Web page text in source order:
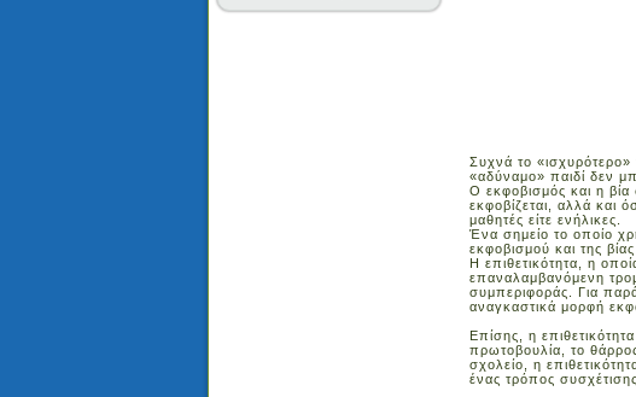
Συχνά το
«αδύναμο» παιδί δεν
Ο εκφοβισμός και η βία
εκφοβίζεται, αλλά και
μαθητές είτε ενήλικες.
Ένα σημείο το οποίο
εκφοβισμού και της
Η επιθετικότητα, η
επαναλαμβανόμενη
συμπεριφοράς. Για
αναγκαστικά μορφή
Επίσης, η
πρωτοβουλία, το
σχολείο, η
ένας τρόπος